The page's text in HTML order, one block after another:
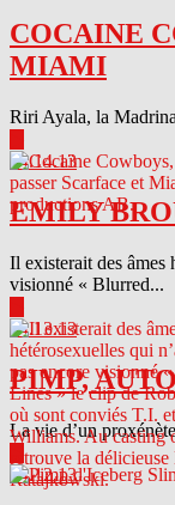
COCAINE
MIAMI
Riri Ayala, la
04.14.13
EMILY
Il existerait des âmes
visionné « Blurred...
04.13.13
PIMP,
La vie d’un
04.12.13